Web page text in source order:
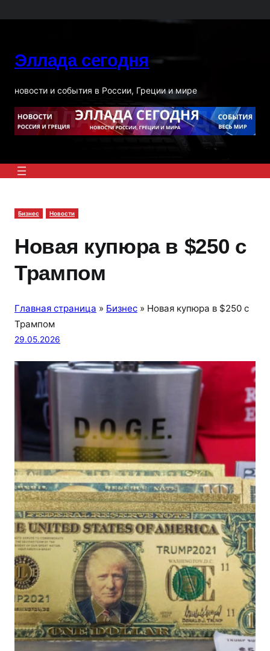
к
Эллада сегодня
новости и события в России, Греции и мире
Бизнес Новости
Новая купюра в $250 с
Трампом
Главная страница » Бизнес » Новая купюра в $250 с
Трампом
29.05.2026